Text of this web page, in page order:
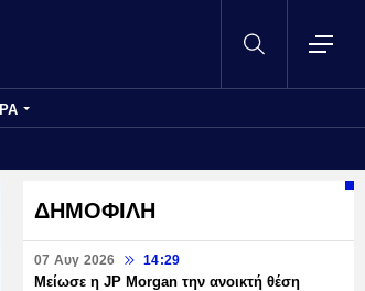
ΔΗΜΟΦΙΛΗ
07 Αυγ 2026 14:29
Μείωσε η JP Morgan την ανοικτή θέση